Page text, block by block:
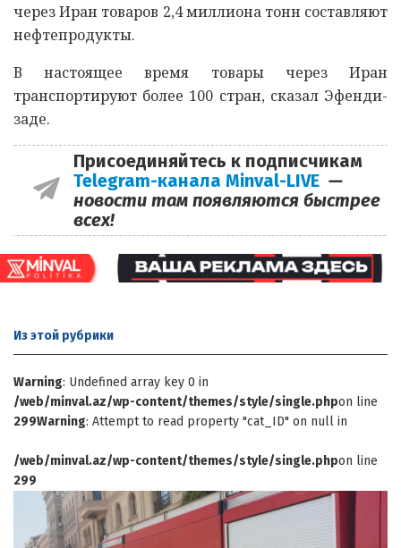
через Иран товаров 2,4 миллиона тонн составляют
нефтепродукты.
В настоящее время товары через Иран
транспортируют более 100 стран, сказал Эфенди-
заде.
Присоединяйтесь к подписчикам
Telegram-канала Minval-LIVE —
новости там появляются быстрее
всех!
Из этой рубрики
Warning: Undefined array key 0 in
/web/minval.az/wp-content/themes/style/single.phpon line
299Warning: Attempt to read property "cat_ID" on null in
/web/minval.az/wp-content/themes/style/single.phpon line
299